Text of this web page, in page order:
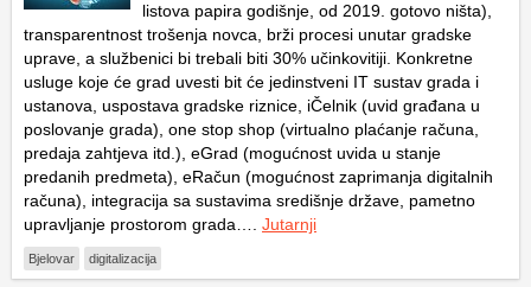
listova papira godišnje, od 2019. gotovo ništa),
transparentnost trošenja novca, brži procesi unutar gradske
uprave, a službenici bi trebali biti 30% učinkovitiji. Konkretne
usluge koje će grad uvesti bit će jedinstveni IT sustav grada i
ustanova, uspostava gradske riznice, iČelnik (uvid građana u
poslovanje grada), one stop shop (virtualno plaćanje računa,
predaja zahtjeva itd.), eGrad (mogućnost uvida u stanje
predanih predmeta), eRačun (mogućnost zaprimanja digitalnih
računa), integracija sa sustavima središnje države, pametno
upravljanje prostorom grada…. Jutarnji
Bjelovar digitalizacija